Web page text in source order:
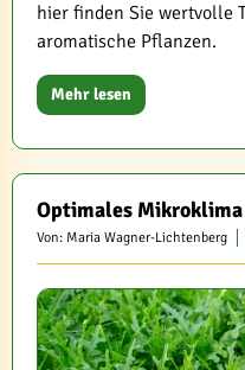
hier finden Sie wertvolle
aromatische Pflanzen.
Mehr lesen
Optimales
Von: Maria Wagner-Lichtenberg